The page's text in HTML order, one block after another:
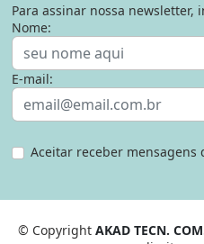
Para assinar nossa newsletter,
Nome:
E-mail:
Aceitar receber mensagens
© Copyright AKAD TECN.